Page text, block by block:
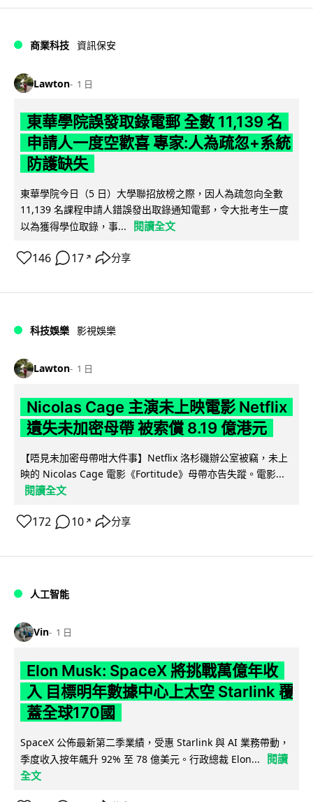
商業科技 資訊保安
Lawton 1 日
東華學院誤發取錄電郵 全數 11,139 名
申請人一度空歡喜 專家:人為疏忽+系統
防護缺失
東華學院今日（5 日）大學聯招放榜之際，因人為疏忽向全數
11,139 名課程申請人錯誤發出取錄通知電郵，令大批考生一度
以為獲得學位取錄，事...
閱讀全文
146 17 ↗ 分享
科技娛樂 影視娛樂
Lawton 1 日
Nicolas Cage 主演未上映電影 Netflix
遺失未加密母帶 被索償 8.19 億港元
【唔見未加密母帶咁大件事】Netflix 洛杉磯辦公室被竊，未上
映的 Nicolas Cage 電影《Fortitude》母帶亦告失蹤。電影...
閱讀全文
172 10 ↗ 分享
人工智能
Vin 1 日
Elon Musk: SpaceX 將挑戰萬億年收
入 目標明年數據中心上太空 Starlink 覆
蓋全球170國
SpaceX 公佈最新第二季業績，受惠 Starlink 與 AI 業務帶動，
季度收入按年飆升 92% 至 78 億美元。行政總裁 Elon...
閱讀
全文